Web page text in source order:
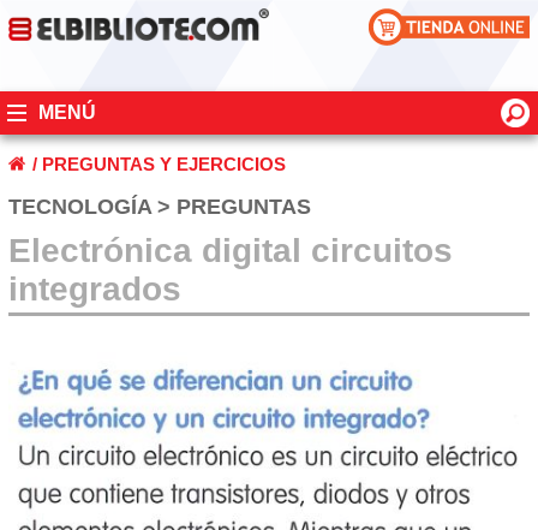
MENÚ
/ PREGUNTAS Y EJERCICIOS
TECNOLOGÍA > PREGUNTAS
Electrónica digital circuitos
integrados